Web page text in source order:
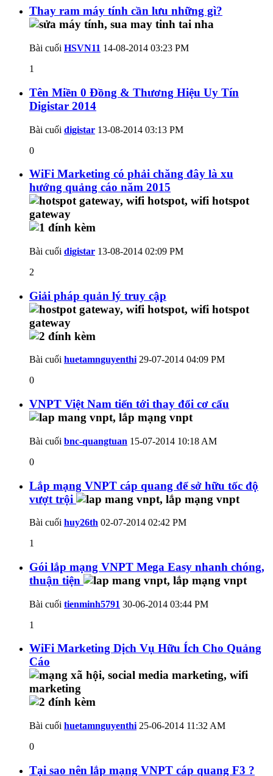
Thay ram máy tính cần lưu những gì?
Bài cuối HSVN11 14-08-2014 03:23 PM
1
Tên Miền 0 Đồng & Thương Hiệu Uy Tín
Digistar 2014
Bài cuối digistar 13-08-2014 03:13 PM
0
WiFi Marketing có phải chăng đây là xu
hướng quảng cáo năm 2015
Bài cuối digistar 13-08-2014 02:09 PM
2
Giải pháp quản lý truy cập
Bài cuối huetamnguyenthi29-07-2014 04:09 PM
0
VNPT Việt Nam tiến tới thay đổi cơ cấu
Bài cuối bnc-quangtuan 15-07-2014 10:18 AM
0
Lắp mạng VNPT cáp quang để sở hữu tốc độ
vượt trội
Bài cuối huy26th 02-07-2014 02:42 PM
1
Gói lắp mạng VNPT Mega Easy nhanh chóng,
thuận tiện
Bài cuối tienminh5791 30-06-2014 03:44 PM
1
WiFi Marketing Dịch Vụ Hữu Ích Cho Quảng
Cáo
Bài cuối huetamnguyenthi 25-06-2014 11:32 AM
0
Tại sao nên lắp mạng VNPT cáp quang F3 ?